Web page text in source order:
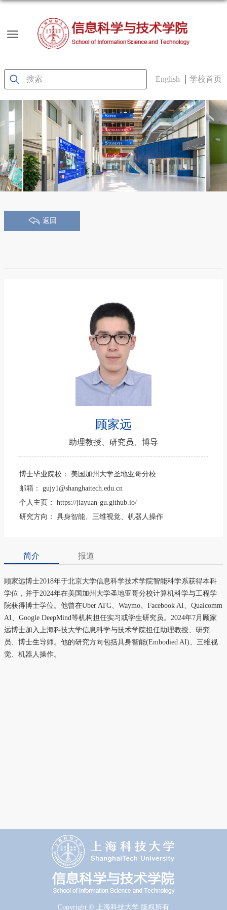
English 学校首页
返回
顾家远
助理教授、研究员、博导
博士毕业院校： 美国加州大学圣地亚哥分校
邮箱： gujy1@shanghaitech.edu.cn
个人主页： https://jiayuan-gu.github.io/
研究方向： 具身智能、三维视觉、机器人操作
简介 报道
顾家远博士2018年于北京大学信息科学技术学院智能科学系获得本科
学位，并于2024年在美国加州大学圣地亚哥分校计算机科学与工程学
院获得博士学位 。他曾在Uber ATG、Waymo、Facebook AI、Qualcomm
AI、Google DeepMind等机构担任实习或学生研究员。2024年7月顾家
远博士加入上海科技大学信息科学与技术学院担任助理教授、研究
员、博士生导师。他的研究方向包括具身智能(Embodied AI)、三维视
觉、机器人操作。
Copyright © 上海科技大学 版权所有